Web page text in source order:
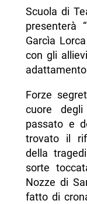
Scuola di
presenterà
Garcìa Lorca
con gli
Forze
cuore
passato e
trovato il
della
sorte
Nozze di
fatto di